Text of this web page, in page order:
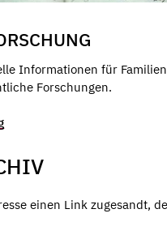
Informationen für
Forschungen.
einen Link zugesandt,